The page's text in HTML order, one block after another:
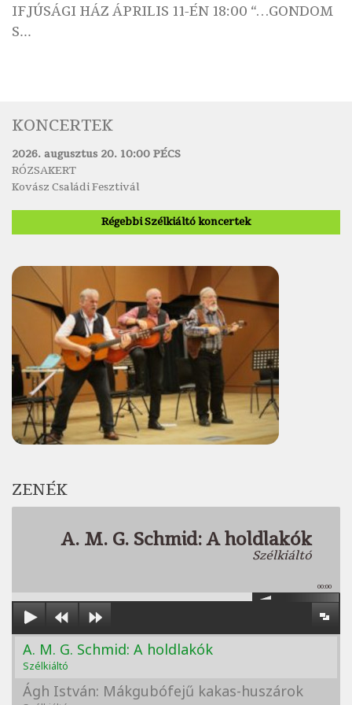
IFJÚSÁGI HÁZ ÁPRILIS 11-ÉN 18:00 “…GONDOM
S...
KONCERTEK
2026. augusztus 20. 10:00 PÉCS
RÓZSAKERT
Kovász Családi Fesztivál
Régebbi Szélkiáltó koncertek
ZENÉK
A. M. G. Schmid: A holdlakók
Szélkiáltó
00:00
A. M. G. Schmid: A holdlakók
Szélkiáltó
Ágh István: Mákgubófejű kakas-huszárok